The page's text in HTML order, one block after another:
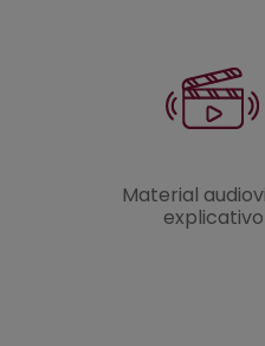
Material
explicativo